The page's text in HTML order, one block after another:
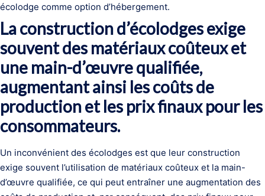
écolodge comme option d’hébergement.
La construction d’écolodges exige
souvent des matériaux coûteux et
une main-d’œuvre qualifiée,
augmentant ainsi les coûts de
production et les prix finaux pour les
consommateurs.
Un inconvénient des écolodges est que leur construction
exige souvent l’utilisation de matériaux coûteux et la main-
d’œuvre qualifiée, ce qui peut entraîner une augmentation des